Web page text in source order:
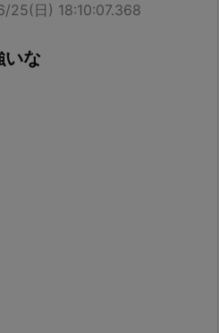
25(日) 18:10:07.368
いな